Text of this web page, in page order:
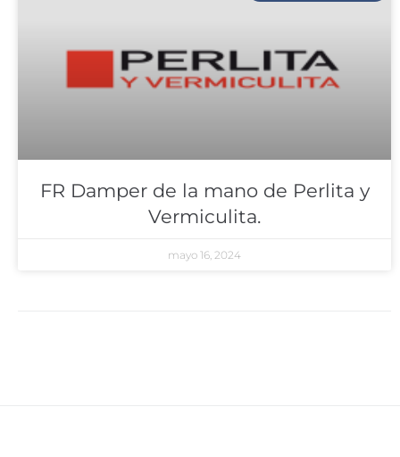
FR Damper de la mano de Perlita y
Vermiculita.
mayo 16, 2024